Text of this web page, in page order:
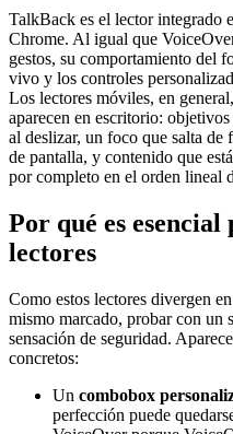
TalkBack es el lector integrado
Chrome. Al igual que
gestos, su comportamiento del
vivo y los controles
Los lectores móviles, en
aparecen en escritorio:
al deslizar, un foco que salta de
de pantalla, y contenido que
por completo en el orden lineal
Por qué es
lectores
Como estos lectores divergen
mismo marcado, probar con un
sensación de seguridad.
concretos:
Un combobox
perfección puede